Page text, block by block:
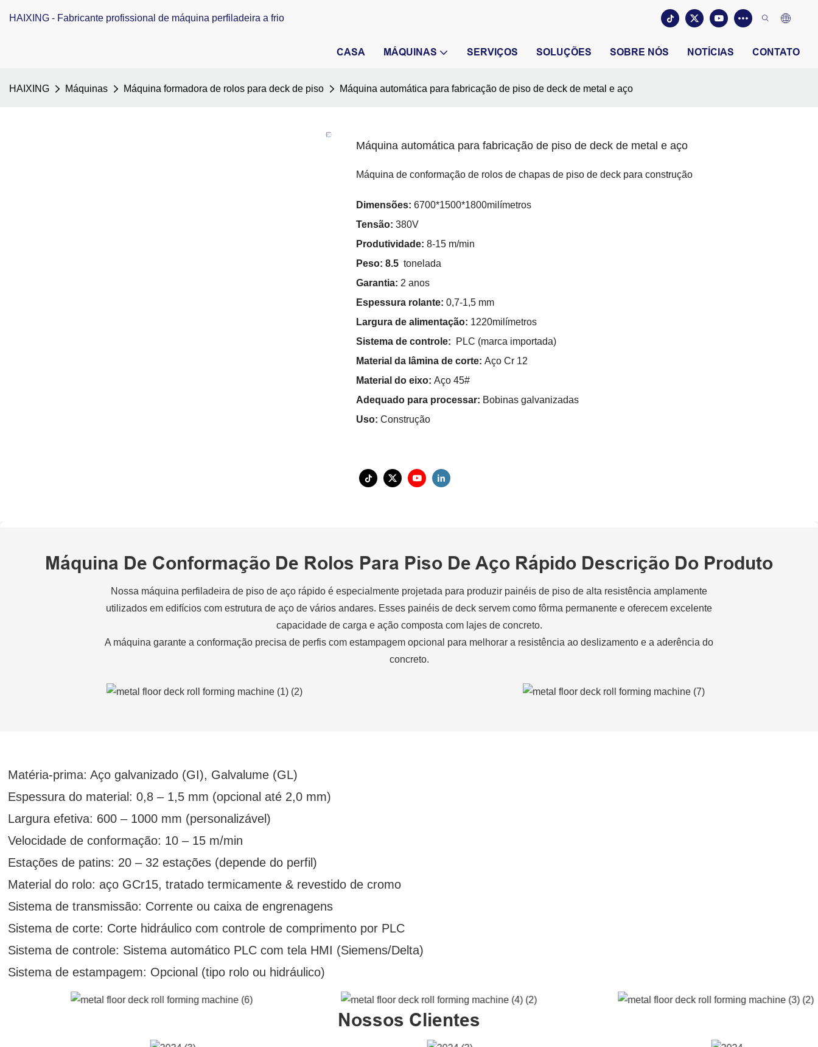
HAIXING - Fabricante profissional de máquina perfiladeira a frio
CASA MÁQUINAS SERVIÇOS SOLUÇÕES SOBRE NÓS NOTÍCIAS CONTATO
HAIXING Máquinas Máquina formadora de rolos para deck de piso Máquina automática para fabricação de piso de deck de metal e aço
Máquina automática para fabricação de piso de deck de metal e aço
Máquina de conformação de rolos de chapas de piso de deck para construção
Dimensões: 6700*1500*1800milímetros
Tensão: 380V
Produtividade: 8-15 m/min
Peso: 8.5 tonelada
Garantia: 2 anos
Espessura rolante: 0,7-1,5 mm
Largura de alimentação: 1220milímetros
Sistema de controle:
PLC (marca importada)
Material da lâmina de corte: Aço Cr 12
Material do eixo: Aço 45#
Adequado para processar: Bobinas galvanizadas
Uso: Construção
Máquina De Conformação De Rolos Para Piso De Aço Rápido Descrição Do Produto
Nossa máquina perfiladeira de piso de aço rápido é especialmente projetada para produzir painéis de piso de alta resistência amplamente
utilizados em edifícios com estrutura de aço de vários andares. Esses painéis de deck servem como fôrma permanente e oferecem excelente
capacidade de carga e ação composta com lajes de concreto.
A máquina garante a conformação precisa de perfis com estampagem opcional para melhorar a resistência ao deslizamento e a aderência do
concreto.
Matéria-prima: Aço galvanizado (GI), Galvalume (GL)
Espessura do material: 0,8 – 1,5 mm (opcional até 2,0 mm)
Largura efetiva: 600 – 1000 mm (personalizável)
Velocidade de conformação: 10 – 15 m/min
Estações de patins: 20 – 32 estações (depende do perfil)
Material do rolo: aço GCr15, tratado termicamente & revestido de cromo
Sistema de transmissão: Corrente ou caixa de engrenagens
Sistema de corte: Corte hidráulico com controle de comprimento por PLC
Sistema de controle: Sistema automático PLC com tela HMI (Siemens/Delta)
Sistema de estampagem: Opcional (tipo rolo ou hidráulico)
Nossos Clientes